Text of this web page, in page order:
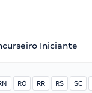
Iniciante
RO RR RS SC